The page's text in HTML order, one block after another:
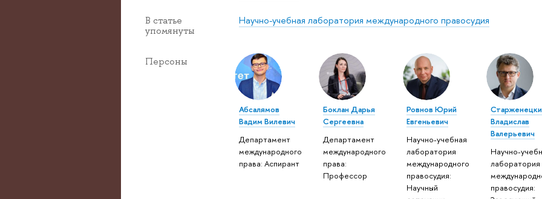
В статье
упомянуты
Научно-учебная лаборатория международного правосудия
Персоны
Абсалямов
Вадим Вилевич
Департамент
международного
права: Аспирант
Боклан Дарья
Сергеевна
Департамент
международного
права:
Профессор
Ровнов Юрий
Евгеньевич
Научно-учебная
лаборатория
международного
правосудия:
Научный
Владислав
Валерьевич
Научно-
лаборатория
правосудия: